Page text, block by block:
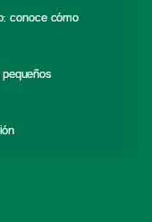
conoce cómo